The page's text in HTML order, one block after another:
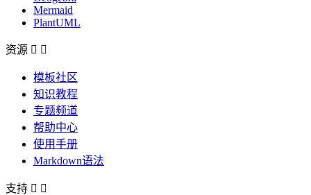
Mermaid
PlantUML
资源  
模板社区
知识教程
专题频道
帮助中心
使用手册
Markdown语法
支持  